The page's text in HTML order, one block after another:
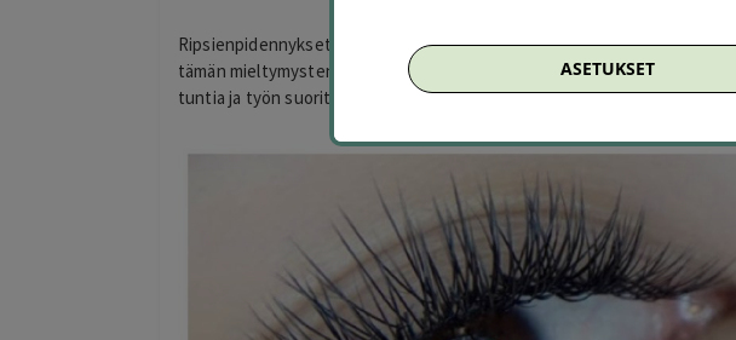
Ripsienpidennykset tehdään yksilöllisesti asiakkaan silmien muodolle
tämän mieltymysten mukaan. Voit käyttää lahjakortin halutessasi myös
tuntia ja työn suorittaa joko Sapphire LashesinHelen tai Kevä.
ASETUKSET